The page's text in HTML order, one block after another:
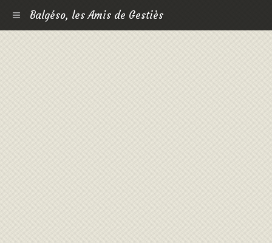
Balgéso, les Amis de Gestiès